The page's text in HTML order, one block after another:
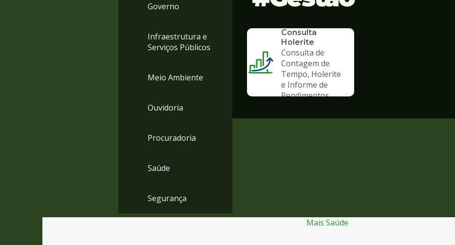
Governo
Infraestrutura e
Serviços Públicos
Meio Ambiente
Ouvidoria
Procuradoria
Saúde
Segurança
Consulta
Holerite
Consulta de
Contagem de
Tempo, Holerite
e Informe de
Rendimentos
Mais Saúde